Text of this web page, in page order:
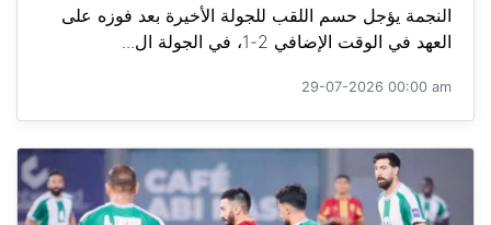
النجمة يؤجل حسم اللقب للجولة الأخيرة بعد فوزه على
العهد في الوقت الإضافي 2-1، في الجولة ال...
29-07-2026 00:00 am